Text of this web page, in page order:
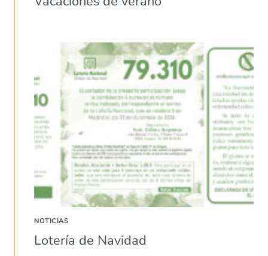
NOTICIAS
Lotería de Navidad